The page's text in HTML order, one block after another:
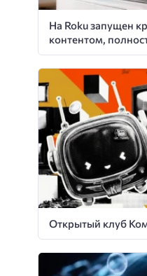
На Roku запущен
контентом,
Открытый клуб